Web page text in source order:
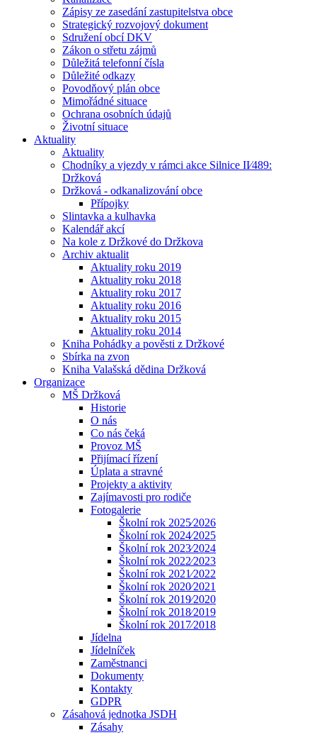
Zápisy ze zasedání zastupitelstva obce
Strategický rozvojový dokument
Sdružení obcí DKV
Zákon o střetu zájmů
Důležitá telefonní čísla
Důležité odkazy
Povodňový plán obce
Mimořádné situace
Ochrana osobních údajů
Životní situace
Aktuality
Aktuality
Chodníky a vjezdy v rámci akce Silnice II⁄489:
Držková
Držková - odkanalizování obce
Přípojky
Slintavka a kulhavka
Kalendář akcí
Na kole z Držkové do Držkova
Archiv aktualit
Aktuality roku 2019
Aktuality roku 2018
Aktuality roku 2017
Aktuality roku 2016
Aktuality roku 2015
Aktuality roku 2014
Kniha Pohádky a pověsti z Držkové
Sbírka na zvon
Kniha Valašská dědina Držková
Organizace
MŠ Držková
Historie
O nás
Co nás čeká
Provoz MŠ
Přijímací řízení
Úplata a stravné
Projekty a aktivity
Zajímavosti pro rodiče
Fotogalerie
Školní rok 2025⁄2026
Školní rok 2024⁄2025
Školní rok 2023⁄2024
Školní rok 2022⁄2023
Školní rok 2021⁄2022
Školní rok 2020⁄2021
Školní rok 2019⁄2020
Školní rok 2018⁄2019
Školní rok 2017⁄2018
Jídelna
Jídelníček
Zaměstnanci
Dokumenty
Kontakty
GDPR
Zásahová jednotka JSDH
Zásahy